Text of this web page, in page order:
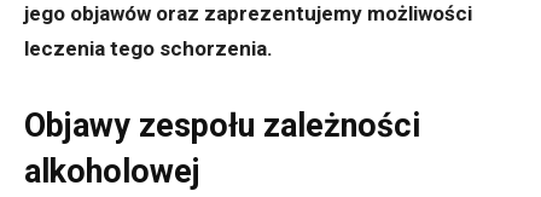
jego objawów oraz zaprezentujemy możliwości
leczenia tego schorzenia.
Objawy zespołu zależności
alkoholowej